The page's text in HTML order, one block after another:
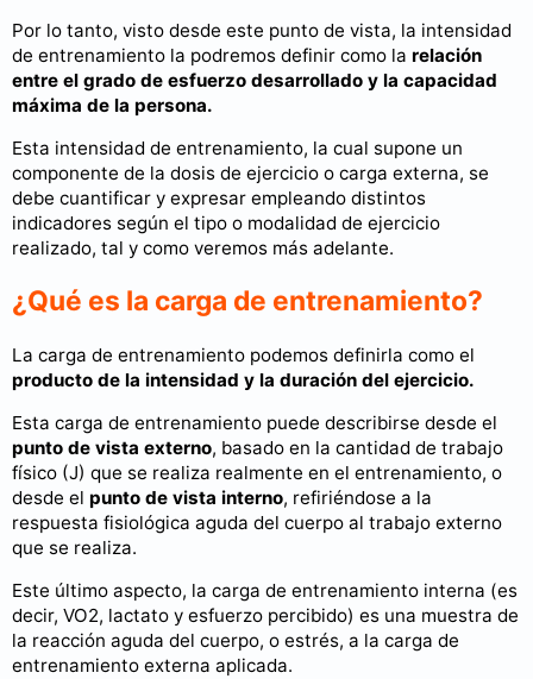
Por lo tanto, visto desde este punto de vista, la intensidad
de entrenamiento la podremos definir como la relación
entre el grado de esfuerzo desarrollado y la capacidad
máxima de la persona.
Esta intensidad de entrenamiento, la cual supone un
componente de la dosis de ejercicio o carga externa, se
debe cuantificar y expresar empleando distintos
indicadores según el tipo o modalidad de ejercicio
realizado, tal y como veremos más adelante.
¿Qué es la carga de entrenamiento?
La carga de entrenamiento podemos definirla como el
producto de la intensidad y la duración del ejercicio.
Esta carga de entrenamiento puede describirse desde el
punto de vista externo, basado en la cantidad de trabajo
físico (J) que se realiza realmente en el entrenamiento, o
desde el punto de vista interno, refiriéndose a la
respuesta fisiológica aguda del cuerpo al trabajo externo
que se realiza.
Este último aspecto, la carga de entrenamiento interna (es
decir, VO2, lactato y esfuerzo percibido) es una muestra de
la reacción aguda del cuerpo, o estrés, a la carga de
entrenamiento externa aplicada.